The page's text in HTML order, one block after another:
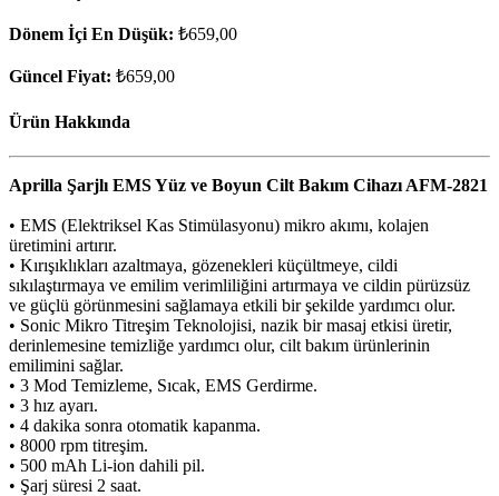
Dönem İçi En Düşük: ₺659,00
Güncel Fiyat: ₺659,00
Ürün Hakkında
Aprilla Şarjlı EMS Yüz ve Boyun Cilt Bakım Cihazı AFM-2821
• EMS (Elektriksel Kas Stimülasyonu) mikro akımı, kolajen
üretimini artırır.
• Kırışıklıkları azaltmaya, gözenekleri küçültmeye, cildi
sıkılaştırmaya ve emilim verimliliğini artırmaya ve cildin pürüzsüz
ve güçlü görünmesini sağlamaya etkili bir şekilde yardımcı olur.
• Sonic Mikro Titreşim Teknolojisi, nazik bir masaj etkisi üretir,
derinlemesine temizliğe yardımcı olur, cilt bakım ürünlerinin
emilimini sağlar.
• 3 Mod Temizleme, Sıcak, EMS Gerdirme.
• 3 hız ayarı.
• 4 dakika sonra otomatik kapanma.
• 8000 rpm titreşim.
• 500 mAh Li-ion dahili pil.
• Şarj süresi 2 saat.